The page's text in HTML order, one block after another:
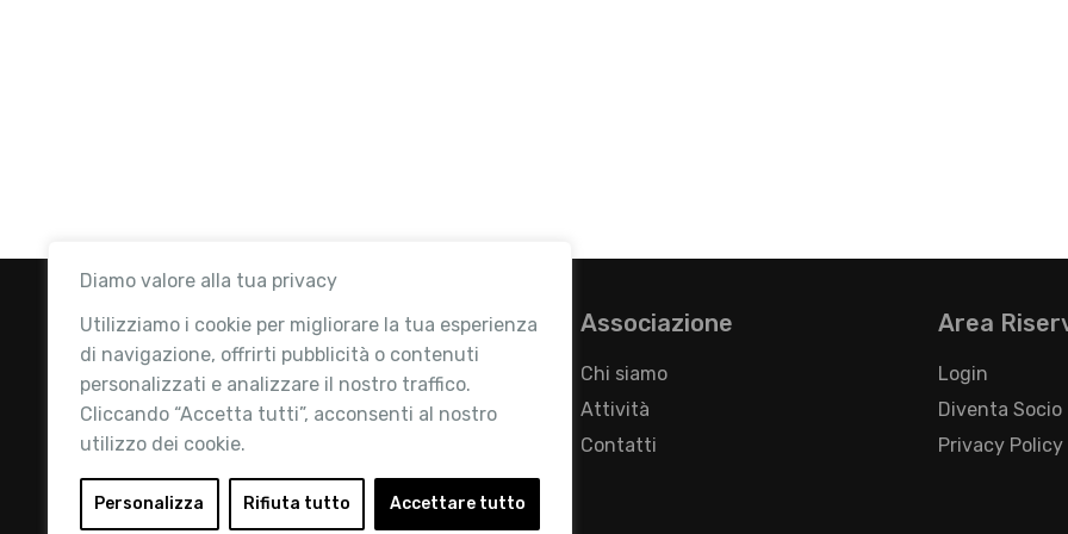
Diamo valore alla tua privacy
Utilizziamo i cookie per migliorare la tua esperienza
di navigazione, offrirti pubblicità o contenuti
personalizzati e analizzare il nostro traffico.
Cliccando “Accetta tutti”, acconsenti al nostro
utilizzo dei cookie.
Personalizza Rifiuta tutto Accettare tutto
Retail Institute Italy è l’Associazione di
riferimento per l'Ecosistema Retail: la nostra
Associazione
Chi siamo
Attività
Contatti
Area
Login
Diventa Socio
Privacy Policy